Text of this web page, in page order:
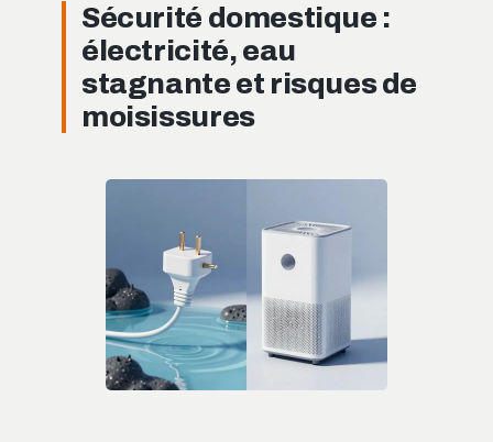
Sécurité domestique :
électricité, eau
stagnante et risques de
moisissures